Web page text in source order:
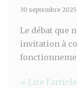
30 septembre 2025
Le débat que
invitation à
» Lire l'article